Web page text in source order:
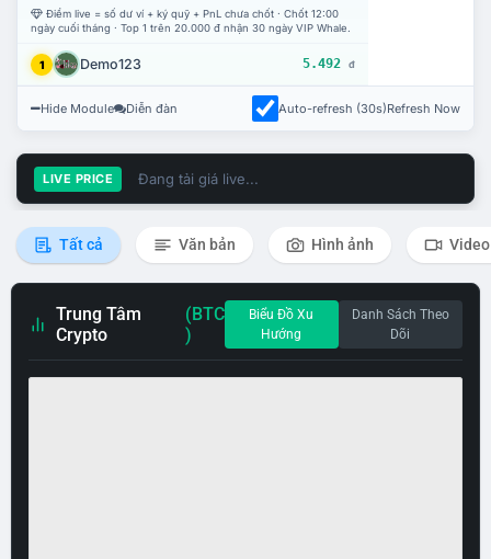
Điểm live = số dư ví + ký quỹ + PnL chưa chốt · Chốt 12:00
ngày cuối tháng · Top 1 trên 20.000 đ nhận 30 ngày VIP Whale.
1 Demo123 5.492 đ
Hide Module Diễn đàn Auto-refresh (30s)Refresh Now
LIVE PRICE Đang tải giá live...
Tất cả Văn bản Hình ảnh Video
Trung Tâm
Crypto
(BTC
)
Biểu Đồ Xu
Hướng
Danh Sách Theo
Dõi